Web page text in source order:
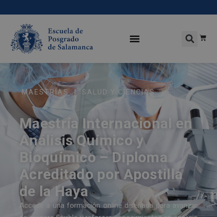
MAESTRÍAS | SALUD Y CIENCIAS
Maestría Internacional en
Análisis Químico y
Bioquímico – Diploma
Acreditado por Apostilla
de la Haya
Accede a una formación online diseñada para avanzar